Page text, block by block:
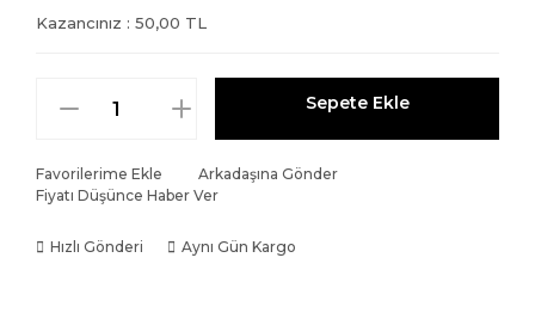
Kazancınız : 50,00 TL
Sepete Ekle
Favorilerime Ekle
Arkadaşına Gönder
Fiyatı Düşünce Haber Ver
Hızlı Gönderi Aynı Gün Kargo